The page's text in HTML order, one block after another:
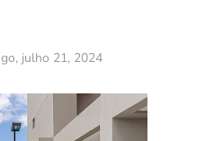
julho 21, 2024